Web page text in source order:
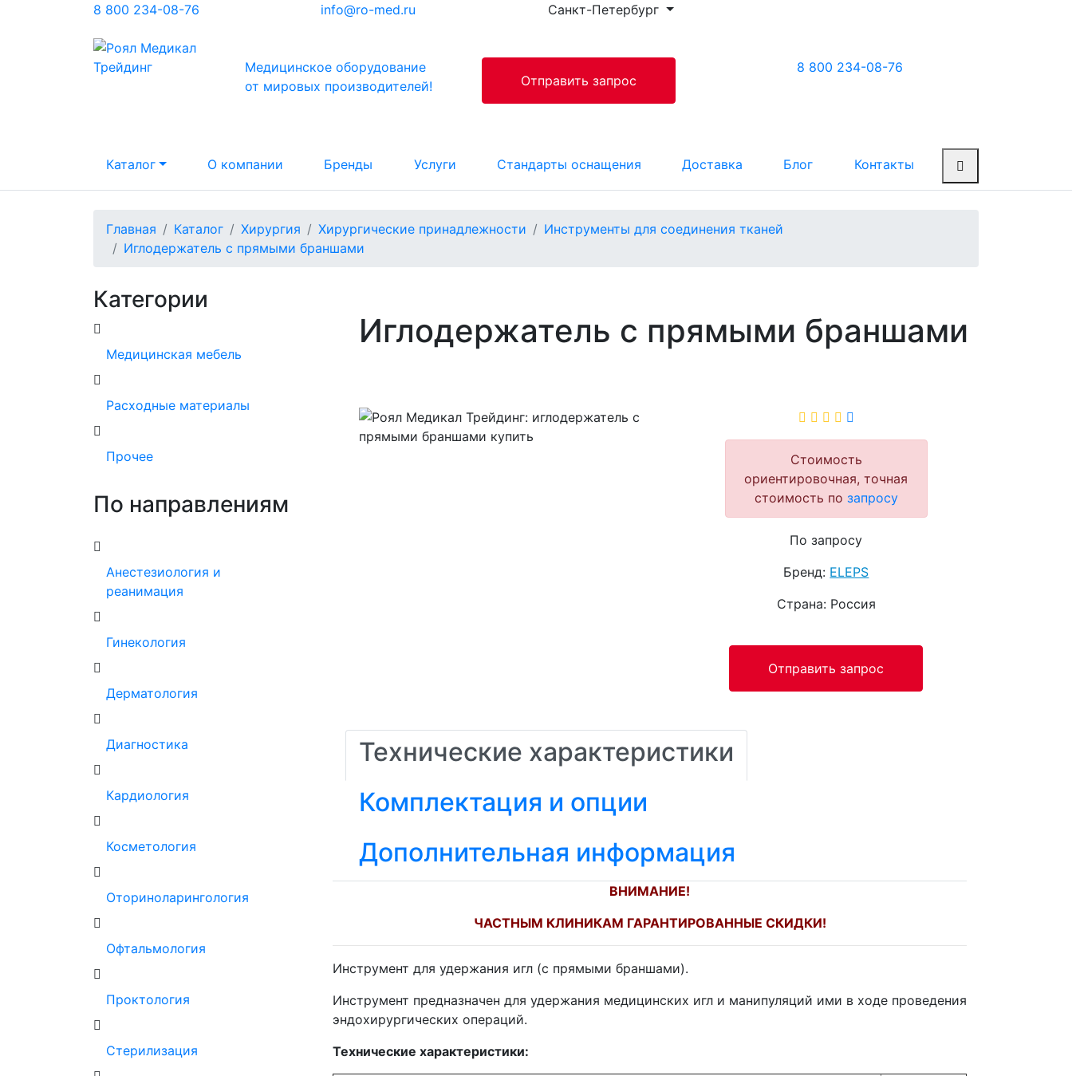
8 800 234-08-76 info@ro-med.ru Санкт-Петербург
Медицинское оборудование
от мировых производителей!
Отправить запрос
8 800 234-08-76
Каталог О компании Бренды Услуги Стандарты оснащения Доставка Блог Контакты
Главная Каталог Хирургия Хирургические принадлежности
Инструменты для соединения тканей
Иглодержатель с прямыми браншами
Категории
Медицинская мебель
Расходные материалы
Прочее
По направлениям
Анестезиология и
реанимация
Гинекология
Дерматология
Диагностика
Кардиология
Косметология
Оториноларингология
Офтальмология
Проктология
Стерилизация
Иглодержатель с прямыми браншами
Стоимость
ориентировочная, точная
стоимость по запросу
По запросу
Бренд: ELEPS
Страна: Россия
Отправить запрос
Технические характеристики
Комплектация и опции
Дополнительная информация
ВНИМАНИЕ!
ЧАСТНЫМ КЛИНИКАМ ГАРАНТИРОВАННЫЕ СКИДКИ!
Инструмент для удержания игл (с прямыми браншами).
Инструмент предназначен для удержания медицинских игл и манипуляций ими в ходе проведения
эндохирургических операций.
Технические характеристики: